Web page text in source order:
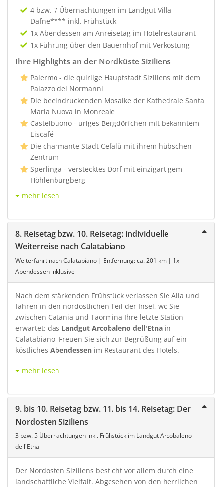
4 bzw. 7 Übernachtungen im Landgut Villa
Dafne**** inkl. Frühstück
1x Abendessen am Anreisetag im Hotelrestaurant
1x Führung über den Bauernhof mit Verkostung
Ihre Highlights an der Nordküste Siziliens
Palermo - die quirlige Hauptstadt Siziliens mit dem
Palazzo dei Normanni
Die beeindruckenden Mosaike der Kathedrale Santa
Maria Nuova in Monreale
Castelbuono - uriges Bergdörfchen mit bekanntem
Eiscafé
Die charmante Stadt Cefalù mit ihrem hübschen
Zentrum
Sperlinga - verstecktes Dorf mit einzigartigem
Höhlenburgberg
mehr lesen
8. Reisetag bzw. 10. Reisetag: individuelle
Weiterreise nach Calatabiano
Weiterfahrt nach Calatabiano | Entfernung: ca. 201 km | 1x
Abendessen inklusive
Nach dem stärkenden Frühstück verlassen Sie Alia und
fahren in den nordöstlichen Teil der Insel, wo Sie
zwischen Catania und Taormina Ihre letzte Station
erwartet: das Landgut Arcobaleno dell'Etna in
Calatabiano. Freuen Sie sich zur Begrüßung auf ein
köstliches Abendessen im Restaurant des Hotels.
mehr lesen
9. bis 10. Reisetag bzw. 11. bis 14. Reisetag: Der
Nordosten Siziliens
3 bzw. 5 Übernachtungen inkl. Frühstück im Landgut Arcobaleno
dell'Etna
Der Nordosten Siziliens besticht vor allem durch eine
landschaftliche Vielfalt. Abgesehen von den herrlichen